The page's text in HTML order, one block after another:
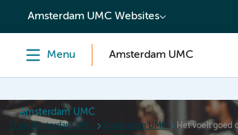
content
Amsterdam UMC Websites
Menu Amsterdam UMC
Amsterdam UMC
Over Amsterdam UMC Amsterdam UMC Het voelt goed